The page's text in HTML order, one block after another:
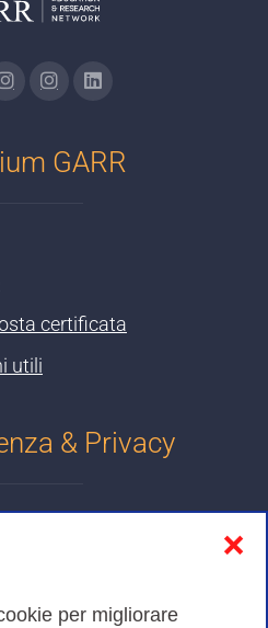
per migliorare
❌
GARR
certificata
utili
& Privacy
trasparente